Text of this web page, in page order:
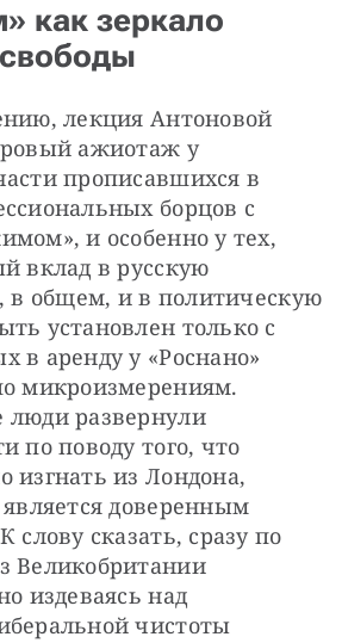
как зеркало
лекция Антоновой
ажиотаж у
прописавшихся в
борцов с
и особенно у тех,
вклад в русскую
в общем, и в политическую
установлен только с
в аренду у «Роснано»
микроизмерениям.
люди развернули
по поводу того, что
изгнать из Лондона,
доверенным
сказать, сразу по
Великобритании
издеваясь над
чистоты